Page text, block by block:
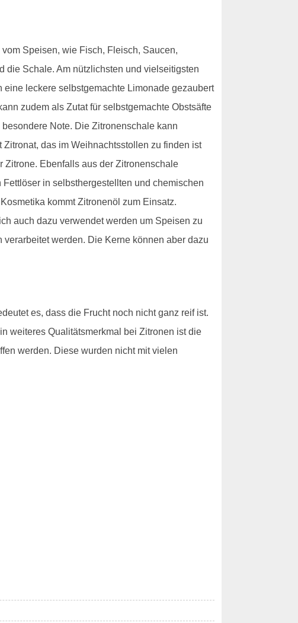
Speisen, wie Fisch, Fleisch, Saucen,
die Schale. Am nützlichsten und vielseitigsten
leckere selbstgemachte Limonade gezaubert
zudem als Zutat für selbstgemachte Obstsäfte
Note. Die Zitronenschale kann
das im Weihnachtsstollen zu finden ist
Ebenfalls aus der Zitronenschale
in selbsthergestellten und chemischen
kommt Zitronenöl zum Einsatz.
auch dazu verwendet werden um Speisen zu
werden. Die Kerne können aber dazu
es, dass die Frucht noch nicht ganz reif ist.
weiteres Qualitätsmerkmal bei Zitronen ist die
werden. Diese wurden nicht mit vielen